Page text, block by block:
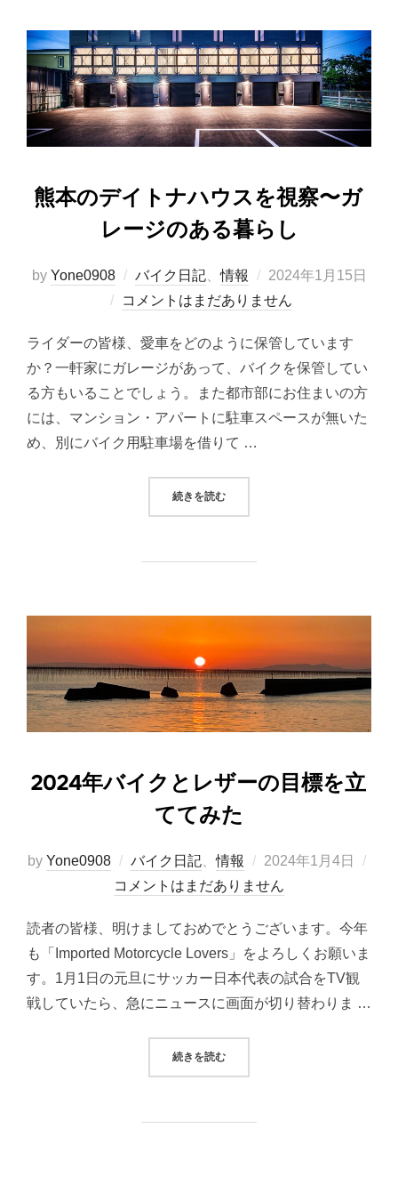
熊本のデイトナハウスを視察〜ガ
レージのある暮らし
by Yone0908 バイク日記、情報
投
稿
2024年1月15日
コメントはまだありません
ライダーの皆様、愛車をどのように保管しています
か？一軒家にガレージがあって、バイクを保管してい
る方もいることでしょう。また都市部にお住まいの方
には、マンション・アパートに駐車スペースが無いた
め、別にバイク用駐車場を借りて …
続きを読む“熊本のデイトナハウスを視察〜ガ
2024年バイクとレザーの目標を立
ててみた
by Yone0908 バイク日記 、情報
投
稿
2024年1月4日
コメントはまだありません
読者の皆様、明けましておめでとうございます。今年
も「Imported Motorcycle Lovers」をよろしくお願いま
す。1月1日の元旦にサッカー日本代表の試合をTV観
戦していたら、急にニュースに画面が切り替わりま …
続きを読む“2024年バイクとレザーの目標を立